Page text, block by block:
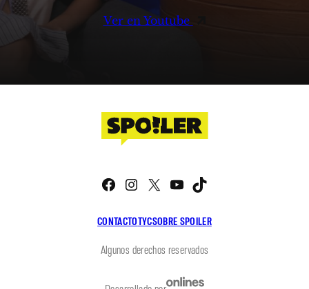
Ver en Youtube
CONTACTOTYCSOBRE SPOILER
Facebook
Instagram
X YouTube
Algunos derechos reservados